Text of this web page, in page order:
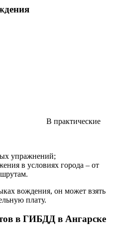
В практические
упражнений;
в условиях города – от
вождения, он может взять
плату.
в ГИБДД в Ангарске